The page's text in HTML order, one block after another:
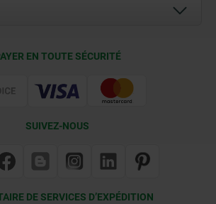
EN TOUTE SÉCURITÉ
SUIVEZ-NOUS
DE SERVICES D’EXPÉDITION